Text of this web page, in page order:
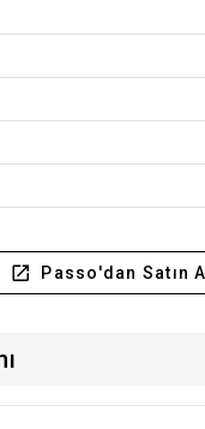
Passo'dan Satın Al